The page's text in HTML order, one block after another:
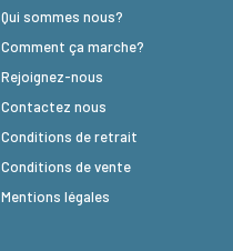
Qui sommes nous?
Comment ça marche?
Rejoignez-nous
Contactez nous
Conditions de retrait
Conditions de vente
Mentions légales